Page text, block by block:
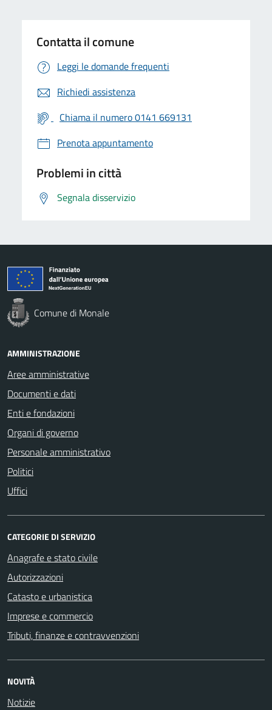
Contatta il comune
Leggi le domande frequenti
Richiedi assistenza
Chiama il numero 0141 669131
Prenota appuntamento
Problemi in città
Segnala disservizio
Comune di Monale
AMMINISTRAZIONE
Aree amministrative
Documenti e dati
Enti e fondazioni
Organi di governo
Personale amministrativo
Politici
Uffici
CATEGORIE DI SERVIZIO
Anagrafe e stato civile
Autorizzazioni
Catasto e urbanistica
Imprese e commercio
Tributi, finanze e contravvenzioni
NOVITÀ
Notizie